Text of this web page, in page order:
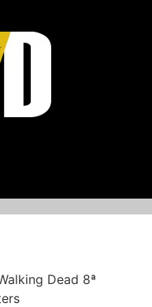
Dead 8ª